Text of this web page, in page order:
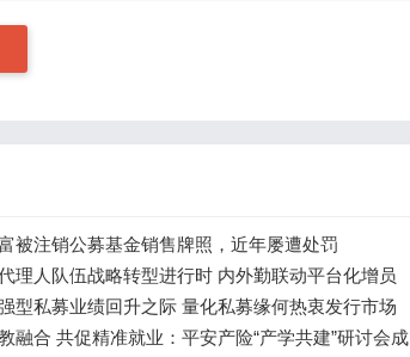
被注销公募基金销售牌照，近年屡遭处罚
理人队伍战略转型进行时 内外勤联动平台化增员
趋势
型私募业绩回升之际 量化私募缘何热衷发行市场
品
融合 共促精准就业：平安产险“产学共建”研讨会成